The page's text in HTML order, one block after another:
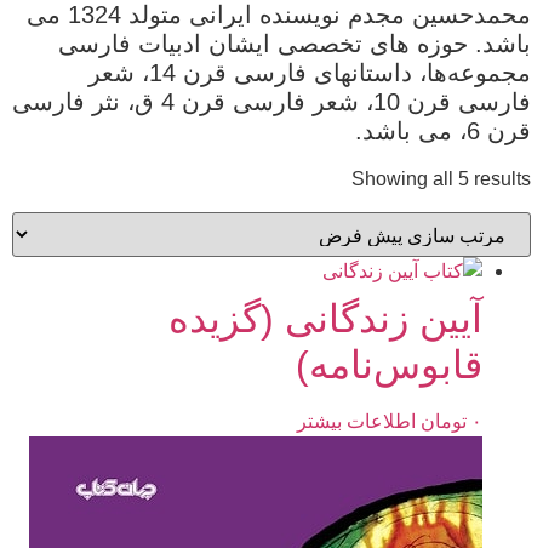
محمدحسین مجدم نویسنده ایرانی متولد 1324 می
باشد. حوزه های تخصصی ایشان ادبیات فارسی
مجموعه‌ها، داستانهای فارسی قرن 14، شعر
فارسی قرن 10، شعر فارسی قرن 4 ق، نثر فارسی
قرن 6، می باشد.
Showing all 5 results
آیین زندگانی (گزیده
قابوس‌نامه)
۰ تومان اطلاعات بیشتر